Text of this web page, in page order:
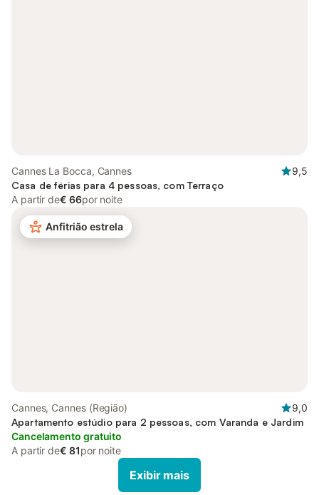
Cannes La Bocca, Cannes
9,5
Casa de férias para 4 pessoas, com Terraço
A partir de€ 66por noite
Anfitrião estrela
Cannes, Cannes (Região)
9,0
Apartamento estúdio para 2 pessoas, com Varanda e Jardim
Cancelamento gratuito
A partir de€ 81por noite
Exibir mais